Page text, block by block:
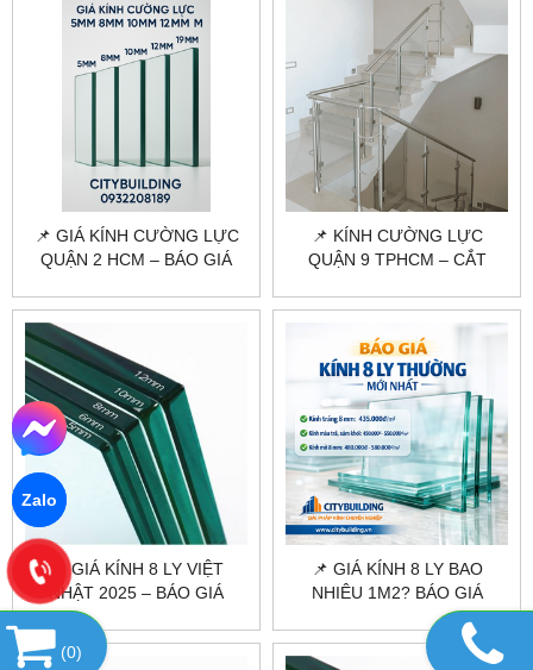
📌 GIÁ KÍNH CƯỜNG LỰC
QUẬN 2 HCM – BÁO GIÁ
NƠI
📌 KÍNH CƯỜNG LỰC
QUẬN 9 TPHCM – CẮT
TẠI CITYBUILDING
🔖 GIÁ KÍNH 8 LY VIỆT
NHẬT 2025 – BÁO GIÁ
CHÍNH XÁC TẠI
CITYBUILDING
📌 GIÁ KÍNH 8 LY BAO
NHIÊU 1M2? BÁO GIÁ
CHUẨN XƯỞNG
CITYBUILDING
(0)
Zalo